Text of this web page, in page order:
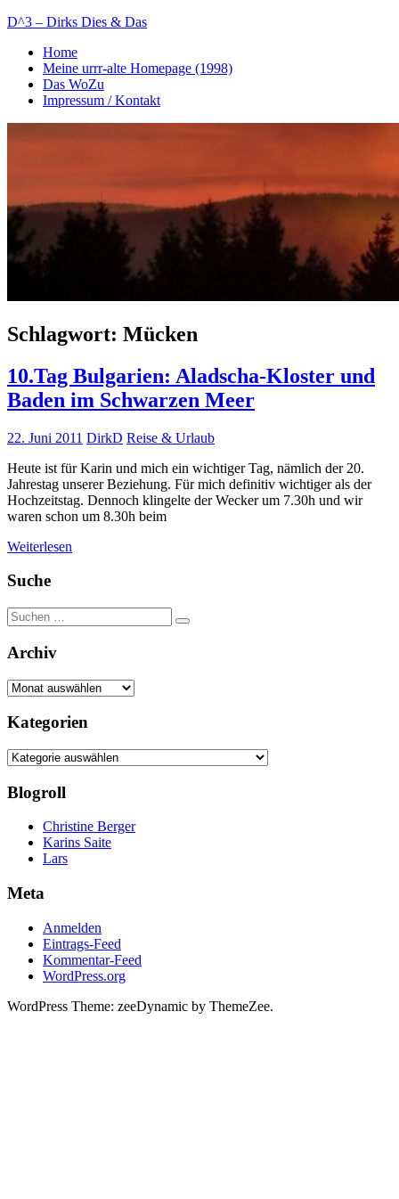
Zum
springen
D^3 – Dirks Dies & Das
Mein
Notizblog
Home
Meine urrr-alte Homepage (1998)
Das WoZu
Impressum / Kontakt
Schlagwort: Mücken
10.Tag Bulgarien: Aladscha-Kloster und
Baden im Schwarzen Meer
22. Juni 2011 DirkD Reise & Urlaub
Heute ist für Karin und mich ein wichtiger Tag, nämlich der 20.
Jahrestag unserer Beziehung. Für mich definitiv wichtiger als der
Hochzeitstag. Dennoch klingelte der Wecker um 7.30h und wir
waren schon um 8.30h beim
Weiterlesen
Suche
Suchen
nach:
Suchen
Archiv
Archiv
Kategorien
Kategorien
Blogroll
Christine Berger
Karins Saite
Lars
Meta
Anmelden
Eintrags-Feed
Kommentar-Feed
WordPress.org
WordPress Theme: zeeDynamic by ThemeZee.